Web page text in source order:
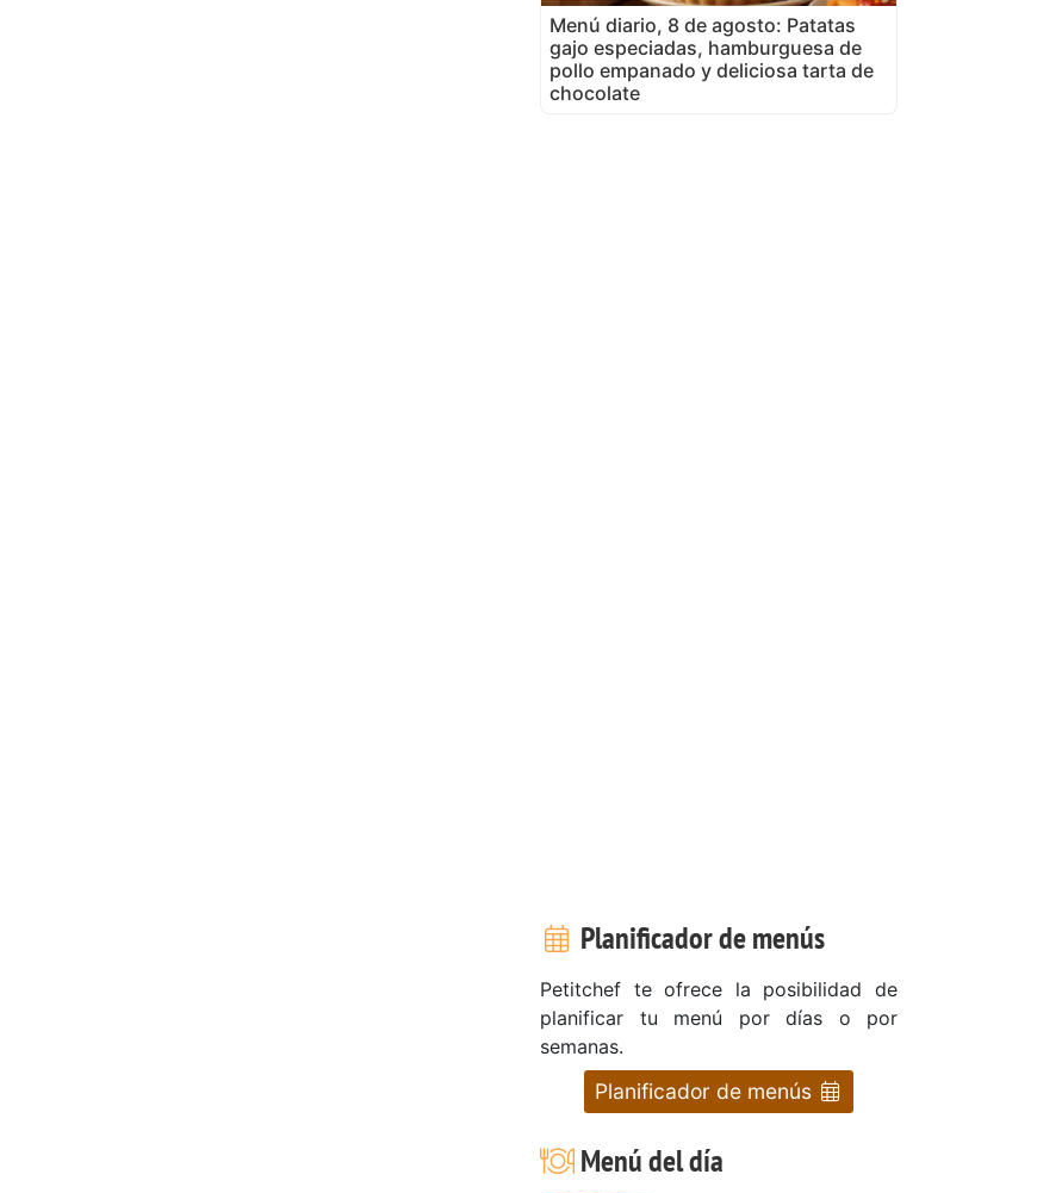
Menú diario, 8 de agosto: Patatas
gajo especiadas, hamburguesa de
pollo empanado y deliciosa tarta de
chocolate
Planificador de menús
Petitchef te ofrece la posibilidad de
planificar tu menú por días o por
semanas.
Planificador de menús
Menú del día